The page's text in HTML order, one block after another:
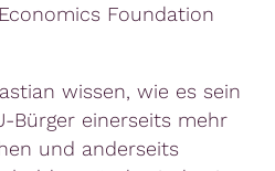
Foundation
wissen, wie es sein
Bürger einerseits mehr
und anderseits